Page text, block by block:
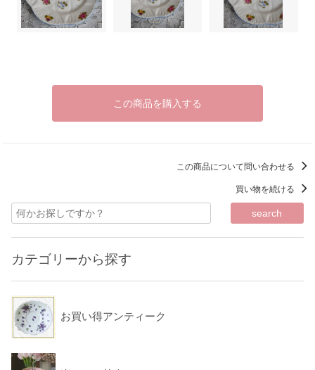
この商品を購入する
この商品について問い合わせる
買い物を続ける
カテゴリーから探す
お買い得アンティーク